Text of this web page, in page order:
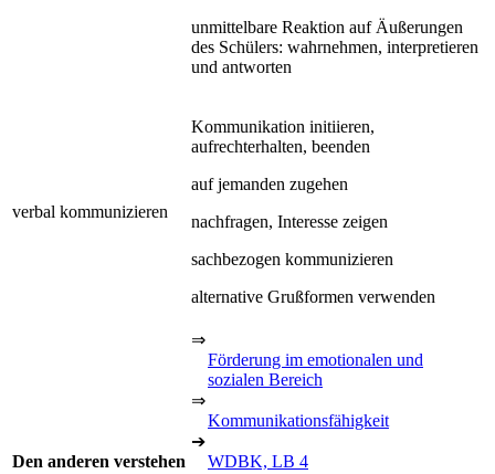
unmittelbare Reaktion auf Äußerungen
des Schülers: wahrnehmen, interpretieren
und antworten
verbal kommunizieren
Kommunikation initiieren,
aufrechterhalten, beenden
auf jemanden zugehen
nachfragen, Interesse zeigen
sachbezogen kommunizieren
alternative Grußformen verwenden
Den anderen verstehen
⇒
Förderung im emotionalen und
sozialen Bereich
⇒
Kommunikationsfähigkeit
➔
WDBK, LB 4